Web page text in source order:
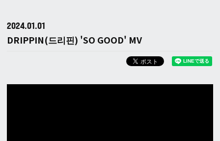
2024 01 01
DRIPPIN(드리핀) 'SO GOOD' MV